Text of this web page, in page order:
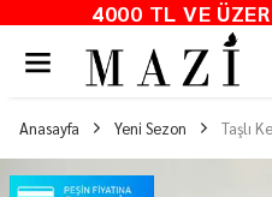
4000 TL VE
Anasayfa Yeni Sezon Taşlı